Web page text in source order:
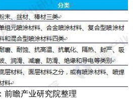
前瞻产业研究院整理